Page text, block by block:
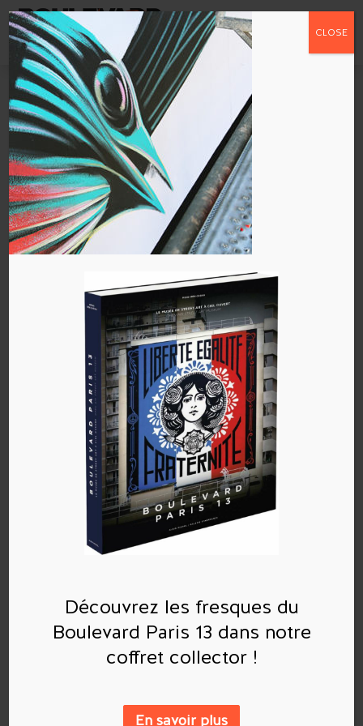
PANTONIO-fragile-
agile-streetart13-2-
360
paradmin|Mai 17, 2018
Archives
Découvrez les fresques du
Boulevard Paris 13 dans notre
coffret collector !
En savoir plus
CLOSE